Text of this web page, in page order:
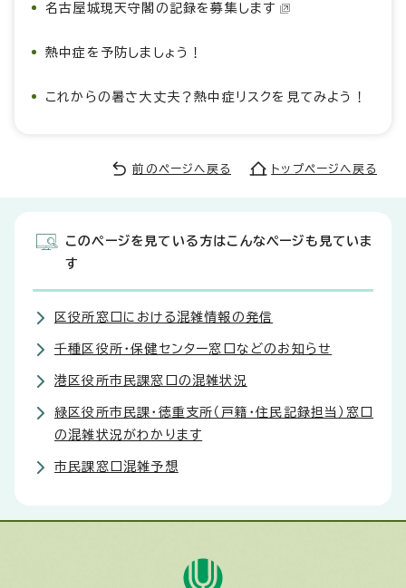
名古屋城現天守閣の記録を募集します
熱中症を予防しましょう！
これからの暑さ大丈夫？熱中症リスクを見てみよう！
前のページへ戻る トップページへ戻る
このページを見ている方はこんなページも見ていま
す
区役所窓口における混雑情報の発信
千種区役所・保健センター窓口などのお知らせ
港区役所市民課窓口の混雑状況
緑区役所市民課・徳重支所（戸籍・住民記録担当）窓口
の混雑状況がわかります
市民課窓口混雑予想